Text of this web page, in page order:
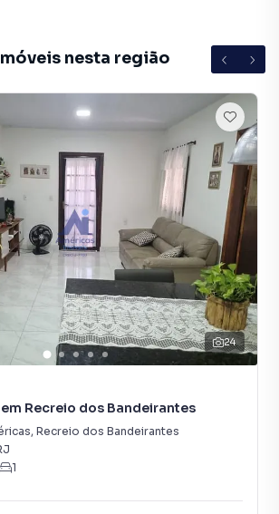
nesta região
24
em Recreio dos Bandeirantes
, Recreio dos Bandeirantes
1